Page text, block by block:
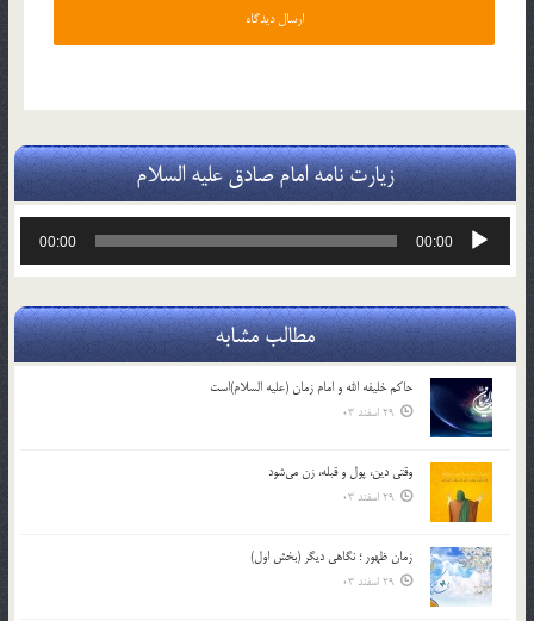
زیارت نامه امام صادق علیه السلام
پخش‌کننده
00:00
00:00
مطالب مشابه
حاکم خليفه الله و امام زمان (علیه السلام)است
29 اسفند 03
وقتی دین، پول و قبله، زن می‌شود
29 اسفند 03
زمان ظهور ؛ نگاهی دیگر (بخش اول)
29 اسفند 03